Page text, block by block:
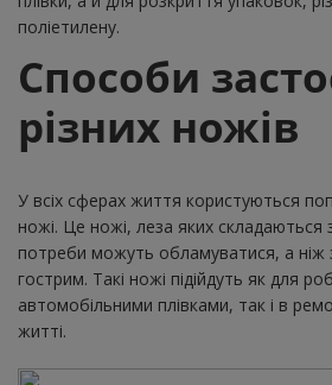
поліетилену.
Способи
різних ножів
У всіх сферах життя користуються
ножі. Це ножі, леза яких складаються
потреби можуть обламуватися, а ніж
гострим. Такі ножі підійдуть як для
автомобільними плівками, так і в
житті.